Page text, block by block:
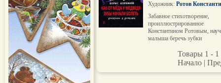
Художник: Ротов
Забавное стихотворение,
проиллюстрированное
Константином Ротовым,
малыша беречь зубки
Товары 1 - 1
Начало |